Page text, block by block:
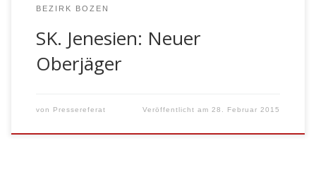
BEZIRK BOZEN
SK. Jenesien: Neuer
Oberjäger
von Pressereferat Veröffentlicht am28. Februar 2015